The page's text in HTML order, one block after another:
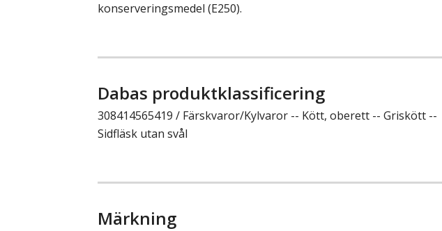
konserveringsmedel (E250).
Dabas produktklassificering
308414565419 / Färskvaror/Kylvaror -- Kött, oberett -- Griskött --
Sidfläsk utan svål
Märkning